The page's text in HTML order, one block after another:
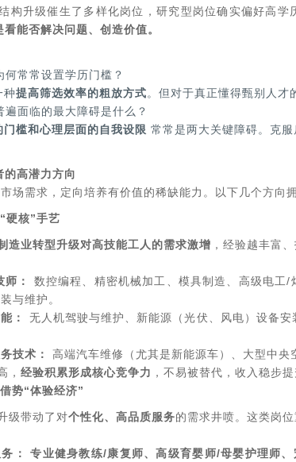
构升级催生了多样化岗位，研究型岗位确实偏好高学
能否解决问题、创造价值。
常常设置学历门槛？
种提高筛选效率的粗放方式。但对于真正懂得甄别人才
面临的最大障碍是什么？
门槛和心理层面的自我设限 常常是两大关键障碍。克服
高潜力方向
场需求，定向培养有价值的稀缺能力。以下几个方向
硬核”手艺
造业转型升级对高技能工人的需求激增 ，经验越丰富
：
数控编程、精密机械加工、模具制造、高级电工/
与维护。
：
无人机驾驶与维护、新能源（光伏、风电）设备
技术：
高端汽车维修（尤其是新能源车）、大型中央
， 经验积累形成核心竞争力 ，不易被替代，收入稳步提
势“体验经济”
级带动了对个性化、高品质服务的需求井喷。这类岗
：
专业健身教练/康复师、高级育婴师/母婴护理师